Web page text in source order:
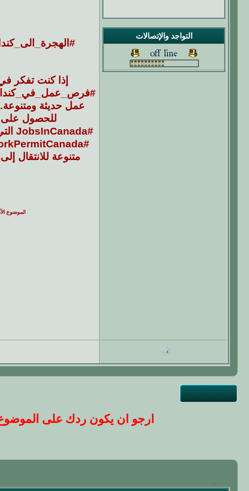
التواجد والإتصالات
إذا كنت تفكر
#فرص_عمل_في_كندا.
الموضوع
ارجو ان يكون ردك على الموضوع